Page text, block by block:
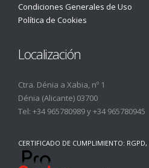
Condiciones Generales de Uso
Política de Cookies
Localización
Ctra. Dénia a Xabia, nº 1
Dénia (Alicante) 03700
Tel: +34 965780989y+34 965780945
CERTIFICADO DE CUMPLIMIENTO: